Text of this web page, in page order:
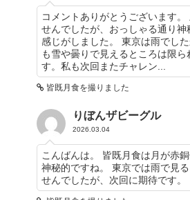
コメントありがとうございます。
せんでしたが、おっしゃる通り神
感じがしました。 東京は雨でし
も雪や曇りで見えるところは限
す。私も次回またチャレン...
皆既月食を撮りました
りぼんザビーグル
2026.03.04
こんばんは。 皆既月食は月が赤
神秘的ですね。 東京では雨で見
せんでしたが、次回に期待です。